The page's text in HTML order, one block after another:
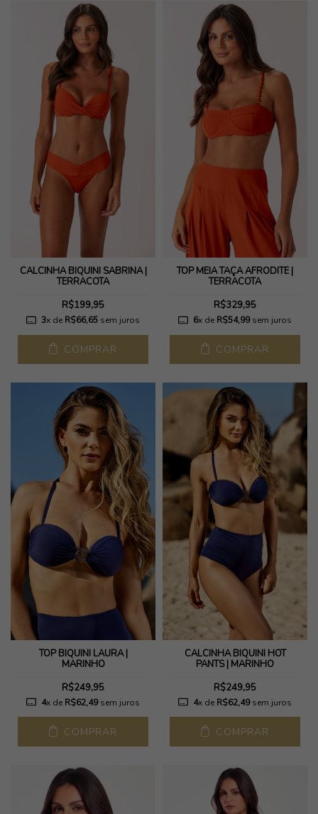
CALCINHA BIQUINI SABRINA |
TERRACOTA
R$199,95
3x de R$66,65sem juros
COMPRAR
TOP MEIA TAÇA AFRODITE |
TERRACOTA
R$329,95
6x de R$54,99sem juros
COMPRAR
TOP BIQUÍNI LAURA |
MARINHO
R$249,95
4x de R$62,49sem juros
COMPRAR
CALCINHA BIQUÍNI HOT
PANTS | MARINHO
R$249,95
4x de R$62,49sem juros
COMPRAR